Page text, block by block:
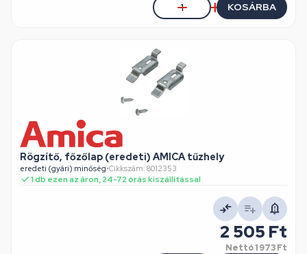
KOSÁRBA
Rögzítő, főzőlap (eredeti) AMICA tűzhely
eredeti (gyári) minőség•Cikkszám: 8012353
1 db ezen az áron, 24-72 órás kiszállítással
2 505 Ft
Nettó1 973 Ft